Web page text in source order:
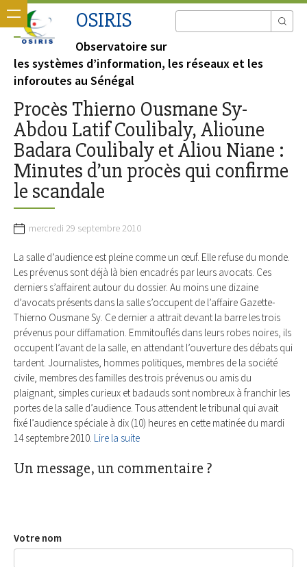
OSIRIS
Observatoire sur
les systèmes d’information, les réseaux et les
inforoutes au Sénégal
Procès Thierno Ousmane Sy-
Abdou Latif Coulibaly, Alioune
Badara Coulibaly et Aliou Niane :
Minutes d’un procès qui confirme
le scandale
mercredi 29 septembre 2010
La salle d’audience est pleine comme un œuf. Elle refuse du monde.
Les prévenus sont déjà là bien encadrés par leurs avocats. Ces
derniers s’affairent autour du dossier. Au moins une dizaine
d’avocats présents dans la salle s’occupent de l’affaire Gazette-
Thierno Ousmane Sy. Ce dernier a attrait devant la barre les trois
prévenus pour diffamation. Emmitouflés dans leurs robes noires, ils
occupent l’avant de la salle, en attendant l’ouverture des débats qui
tardent. Journalistes, hommes politiques, membres de la société
civile, membres des familles des trois prévenus ou amis du
plaignant, simples curieux et badauds sont nombreux à franchir les
portes de la salle d’audience. Tous attendent le tribunal qui avait
fixé l’audience spéciale à dix (10) heures en cette matinée du mardi
14 septembre 2010. Lire la suite
Un message, un commentaire ?
Votre nom